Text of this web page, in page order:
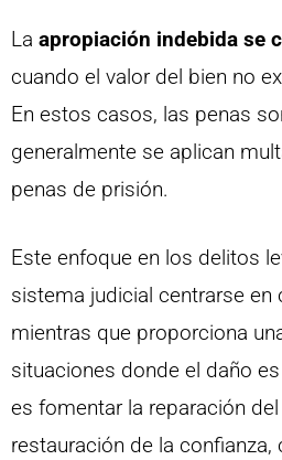
La apropiación indebida se
cuando el valor del bien no
En estos casos, las penas
generalmente se aplican
penas de prisión.
Este enfoque en los delitos
sistema judicial centrarse en
mientras que proporciona
situaciones donde el daño
es fomentar la reparación
restauración de la confianza,